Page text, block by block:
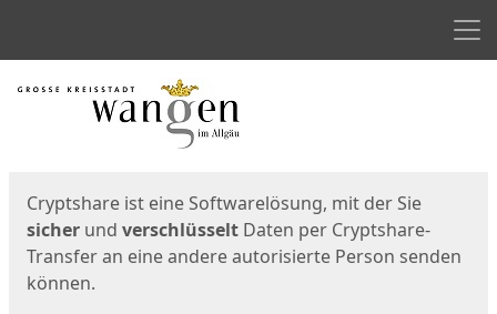
Start
Cryptshare ist eine Softwarelösung, mit der Sie
sicher und verschlüsselt Daten per Cryptshare-
Transfer an eine andere autorisierte Person senden
können.